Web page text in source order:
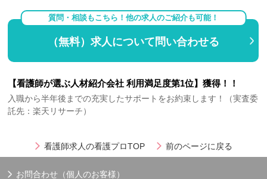
質問・相談もこちら！他の求人のご紹介も可能！
（無料）求人について問い合わせる
【看護師が選ぶ人材紹介会社 利用満足度第1位】獲得！！
入職から半年後までの充実したサポートをお約束します！（実査委
託先：楽天リサーチ）
看護師求人の看護プロTOP 前のページに戻る
お問合わせ（個人のお客様）